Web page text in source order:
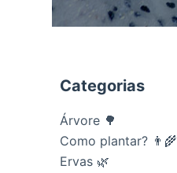
Categorias
Árvore 🌳
Como plantar? 👨‍🌾
Ervas 🌿